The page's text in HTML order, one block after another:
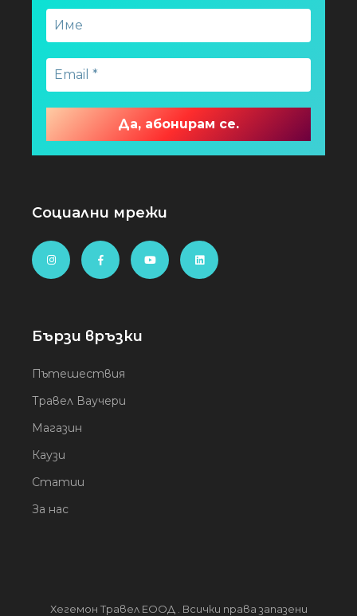
Социални мрежи
Бързи връзки
Пътешествия
Травел Ваучери
Магазин
Каузи
Статии
За нас
Хегемон Травел ЕООД . Всички права запазени